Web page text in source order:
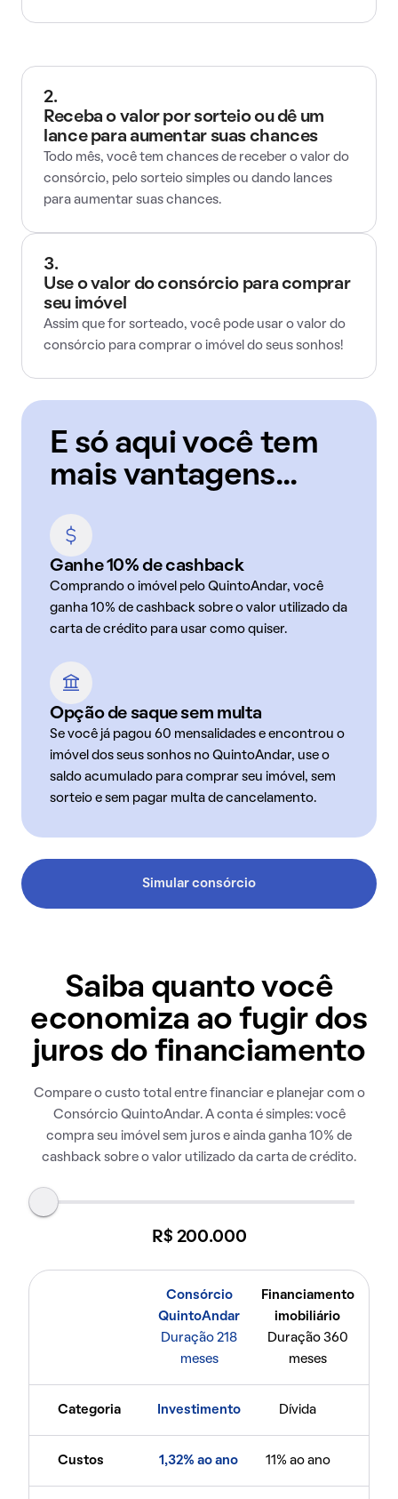
2.
Receba o valor por sorteio ou dê um
lance para aumentar suas chances
Todo mês, você tem chances de receber o valor do
consórcio, pelo sorteio simples ou dando lances
para aumentar suas chances.
3.
Use o valor do consórcio para comprar
seu imóvel
Assim que for sorteado, você pode usar o valor do
consórcio para comprar o imóvel do seus sonhos!
E só aqui você tem
mais vantagens...
Ganhe 10% de cashback
Comprando o imóvel pelo QuintoAndar, você
ganha 10% de cashback sobre o valor utilizado da
carta de crédito para usar como quiser.
Opção de saque sem multa
Se você já pagou 60 mensalidades e encontrou o
imóvel dos seus sonhos no QuintoAndar, use o
saldo acumulado para comprar seu imóvel, sem
sorteio e sem pagar multa de cancelamento.
Simular consórcio
Saiba quanto você
economiza ao fugir dos
juros do financiamento
Compare o custo total entre financiar e planejar com o
Consórcio QuintoAndar. A conta é simples: você
compra seu imóvel sem juros e ainda ganha 10% de
cashback sobre o valor utilizado da carta de crédito.
R$ 200.000
Consórcio
QuintoAndar
Duração 218
meses
Financiamento
imobiliário
Duração 360
meses
Categoria Investimento Dívida
Custos 1,32% ao ano 11% ao ano